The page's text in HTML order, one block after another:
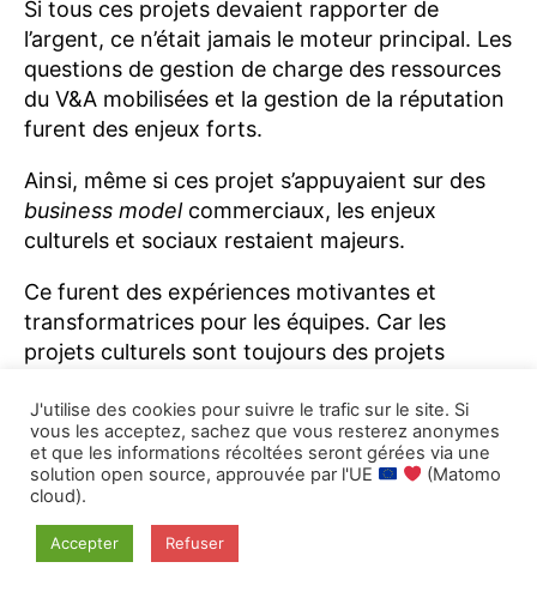
Si tous ces projets devaient rapporter de
l’argent, ce n’était jamais le moteur principal. Les
questions de gestion de charge des ressources
du V&A mobilisées et la gestion de la réputation
furent des enjeux forts.
Ainsi, même si ces projet s’appuyaient sur des
business modelcommerciaux, les enjeux
culturels et sociaux restaient majeurs.
Ce furent des expériences motivantes et
transformatrices pour les équipes. Car les
projets culturels sont toujours des projets
horizon et la découverte de nouveaux
environnements ou de nouvelles pratiques.
Il faut évaluer de façon très honnête la place et
le rôle du modèle commercial par rapport à la
production de valeur ajoutée culturelle.
J'utilise des cookies pour suivre le trafic sur le site. Si
vous les acceptez, sachez que vous resterez anonymes
et que les informations récoltées seront gérées via une
solution open source, approuvée par l'UE
(Matomo
cloud).
Accepter Refuser